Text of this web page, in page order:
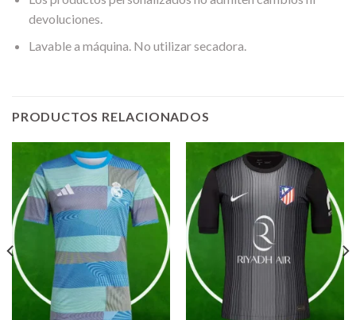
devoluciones.
Lavable a máquina. No utilizar secadora.
PRODUCTOS RELACIONADOS